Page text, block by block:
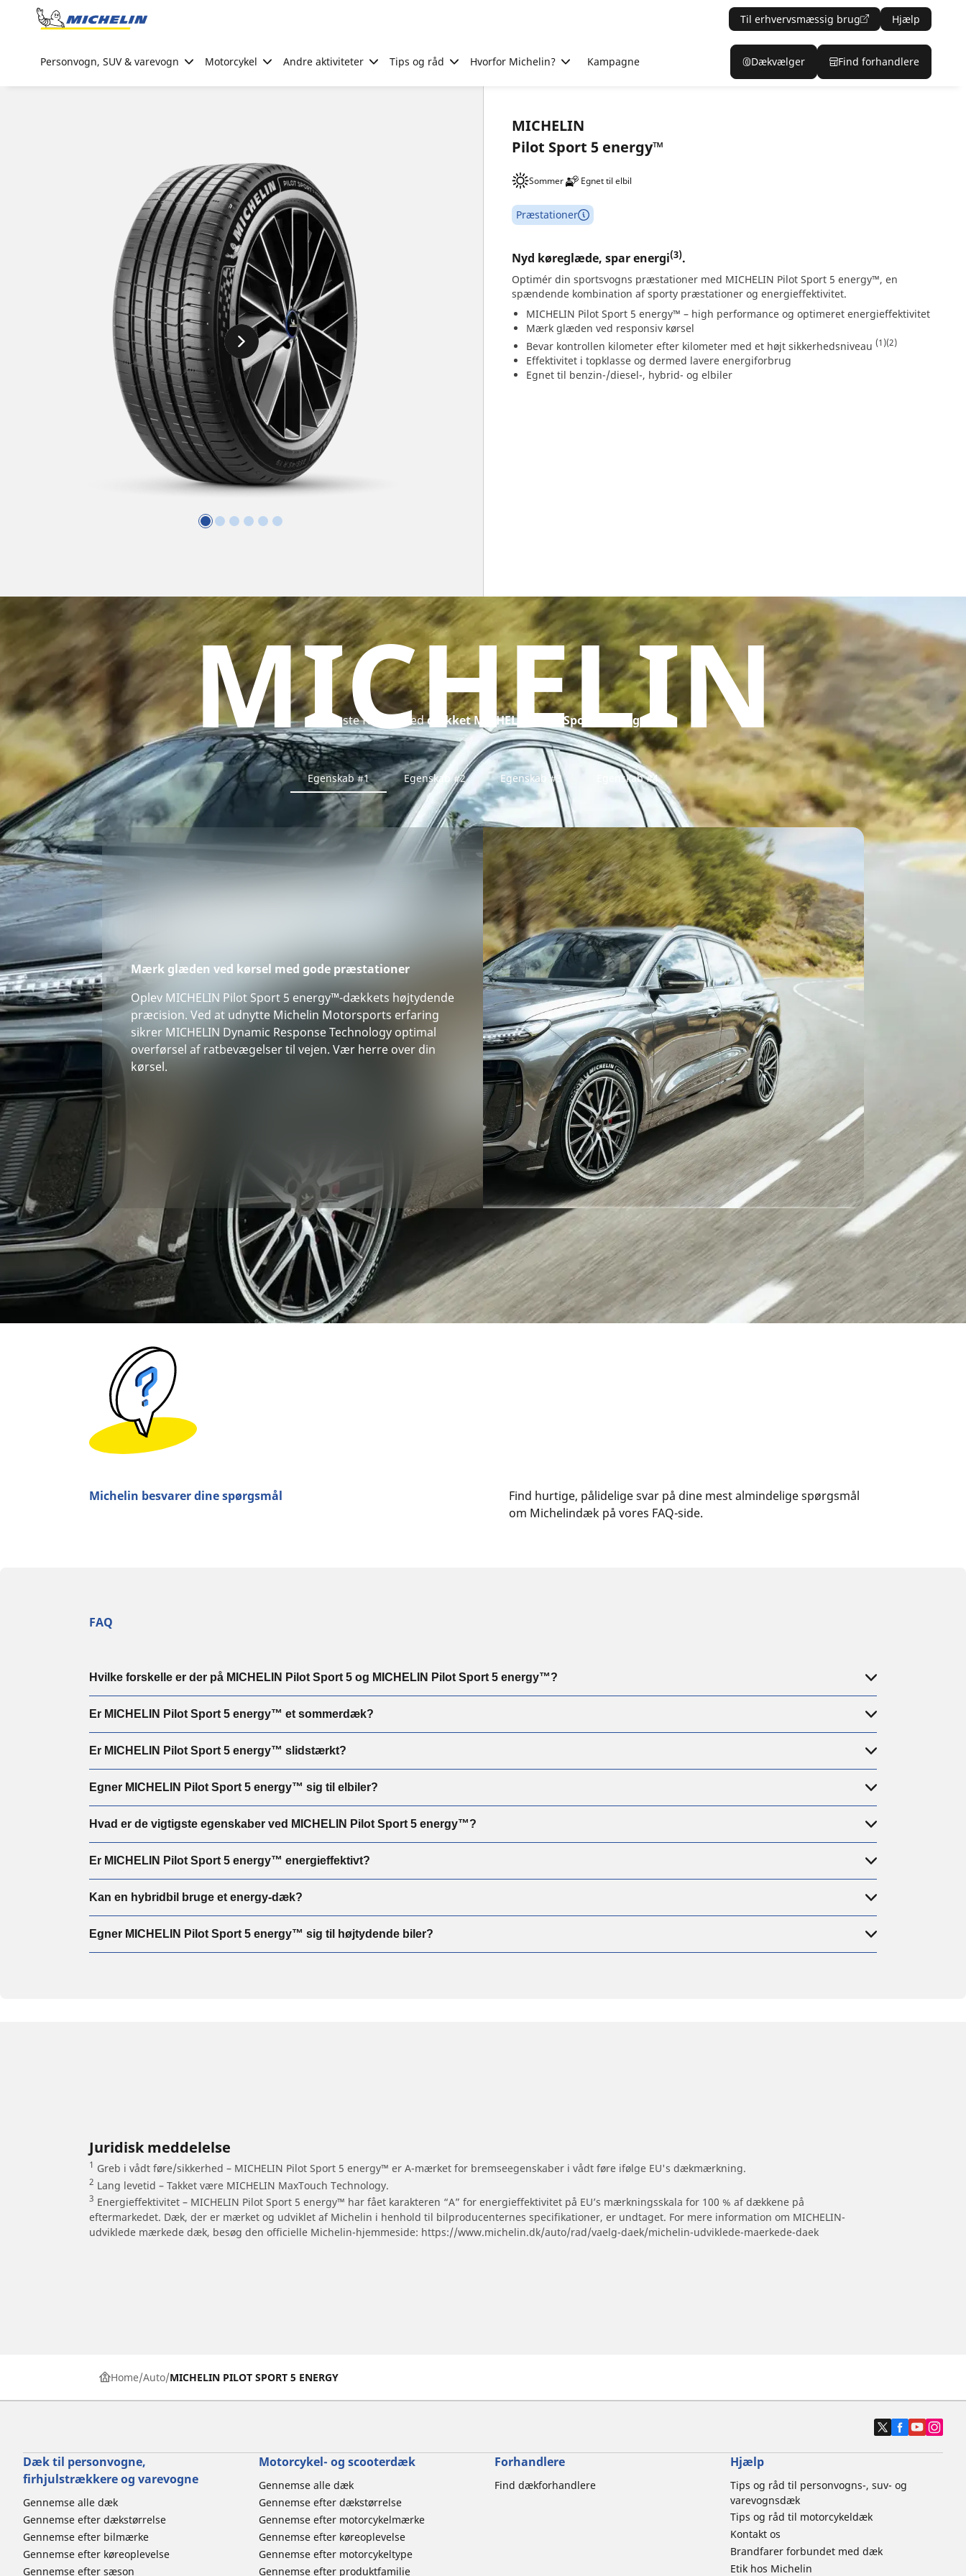
Go to page content
Til erhvervsmæssig brug Hjælp
Personvogn, SUV & varevogn Motorcykel Andre aktiviteter Tips og råd Hvorfor Michelin? Kampagne Dækvælger Find forhandlere
MICHELIN
Pilot Sport 5 energy™
Sommer Egnet til elbil
Præstationer
Nyd køreglæde, spar energi(3).
Optimér din sportsvogns præstationer med MICHELIN Pilot Sport 5 energy™, en
spændende kombination af sporty præstationer og energieffektivitet.
MICHELIN Pilot Sport 5 energy™ – high performance og optimeret energieffektivitet
Mærk glæden ved responsiv kørsel
Bevar kontrollen kilometer efter kilometer med et højt sikkerhedsniveau (1)(2)
Effektivitet i topklasse og dermed lavere energiforbrug
Egnet til benzin-/diesel-, hybrid- og elbiler
MICHELIN
Vigtigste fordele veddækket MICHELIN Pilot Sport 5 energy™
Egenskab #1 Egenskab #2 Egenskab #3 Egenskab #4
Mærk glæden ved kørsel med gode præstationer
Oplev MICHELIN Pilot Sport 5 energy™-dækkets højtydende
præcision. Ved at udnytte Michelin Motorsports erfaring
sikrer MICHELIN Dynamic Response Technology optimal
overførsel af ratbevægelser til vejen. Vær herre over din
kørsel.
Michelin besvarer dine spørgsmål
Find hurtige, pålidelige svar på dine mest almindelige spørgsmål
om Michelindæk på vores FAQ-side.
FAQ
Hvilke forskelle er der på MICHELIN Pilot Sport 5 og MICHELIN Pilot Sport 5 energy™?
Er MICHELIN Pilot Sport 5 energy™ et sommerdæk?
Er MICHELIN Pilot Sport 5 energy™ slidstærkt?
Egner MICHELIN Pilot Sport 5 energy™ sig til elbiler?
Hvad er de vigtigste egenskaber ved MICHELIN Pilot Sport 5 energy™?
Er MICHELIN Pilot Sport 5 energy™ energieffektivt?
Kan en hybridbil bruge et energy-dæk?
Egner MICHELIN Pilot Sport 5 energy™ sig til højtydende biler?
Juridisk meddelelse
1 Greb i vådt føre/sikkerhed – MICHELIN Pilot Sport 5 energy™ er A-mærket for bremseegenskaber i vådt føre ifølge EU's dækmærkning.
2 Lang levetid – Takket være MICHELIN MaxTouch Technology.
3 Energieffektivitet – MICHELIN Pilot Sport 5 energy™ har fået karakteren “A” for energieffektivitet på EU’s mærkningsskala for 100 % af dækkene på
eftermarkedet. Dæk, der er mærket og udviklet af Michelin i henhold til bilproducenternes specifikationer, er undtaget. For mere information om MICHELIN-
udviklede mærkede dæk, besøg den officielle Michelin-hjemmeside: https://www.michelin.dk/auto/rad/vaelg-daek/michelin-udviklede-maerkede-daek
Home Auto MICHELIN PILOT SPORT 5 ENERGY
Dæk til personvogne,
firhjulstrækkere og varevogne
Gennemse alle dæk
Gennemse efter dækstørrelse
Gennemse efter bilmærke
Gennemse efter køreoplevelse
Gennemse efter sæson
Motorcykel- og scooterdæk
Gennemse alle dæk
Gennemse efter dækstørrelse
Gennemse efter motorcykelmærke
Gennemse efter køreoplevelse
Gennemse efter motorcykeltype
Gennemse efter produktfamilie
Forhandlere
Find dækforhandlere
Hjælp
Tips og råd til personvogns-, suv- og
varevognsdæk
Tips og råd til motorcykeldæk
Kontakt os
Brandfarer forbundet med dæk
Etik hos Michelin